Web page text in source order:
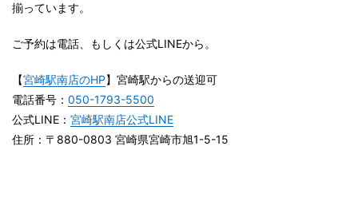
揃っています。
ご予約は電話、もしくは公式LINEから。
【宮崎駅南店のHP】宮崎駅からの送迎可
電話番号： 050-1793-5500
公式LINE： 宮崎駅南店公式LINE
住所：〒880-0803 宮崎県宮崎市旭1-5-15